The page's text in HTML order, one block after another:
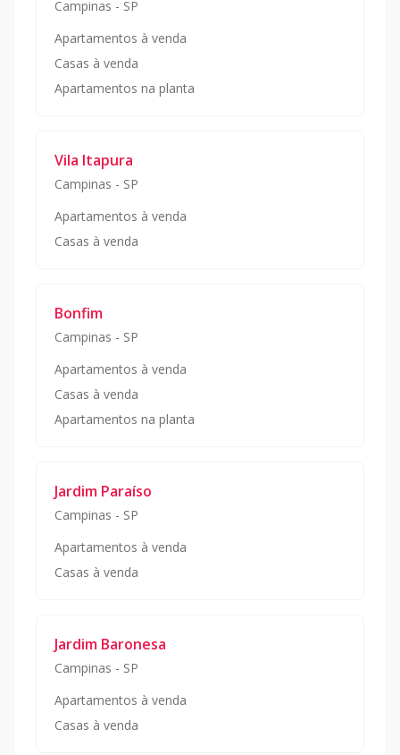
Campinas - SP
Apartamentos à venda
Casas à venda
Apartamentos na planta
Vila Itapura
Campinas - SP
Apartamentos à venda
Casas à venda
Bonfim
Campinas - SP
Apartamentos à venda
Casas à venda
Apartamentos na planta
Jardim Paraíso
Campinas - SP
Apartamentos à venda
Casas à venda
Jardim Baronesa
Campinas - SP
Apartamentos à venda
Casas à venda